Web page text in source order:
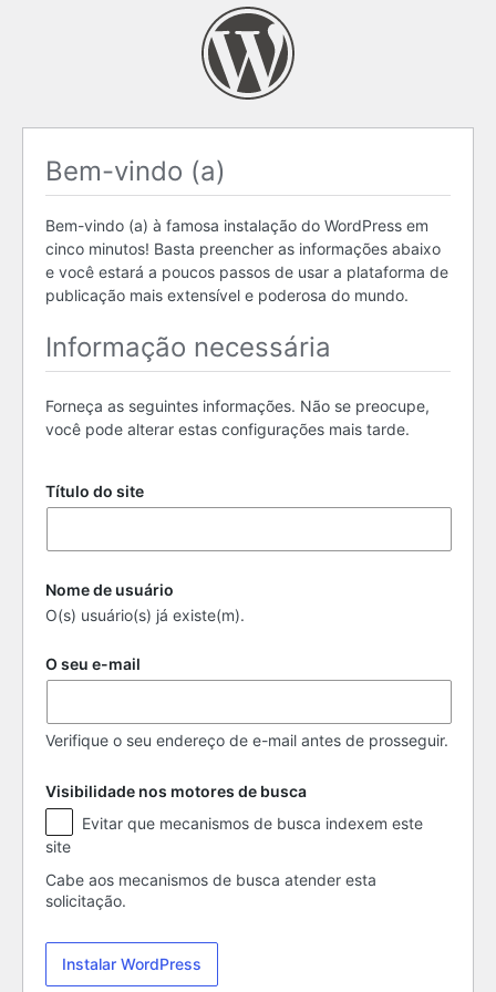
Bem-vindo (a)
Bem-vindo (a) à famosa instalação do WordPress em
cinco minutos! Basta preencher as informações abaixo
e você estará a poucos passos de usar a plataforma de
publicação mais extensível e poderosa do mundo.
Informação necessária
Forneça as seguintes informações. Não se preocupe,
você pode alterar estas configurações mais tarde.
Título do site
Nome de usuário
O(s) usuário(s) já existe(m).
O seu e-mail
Verifique o seu endereço de e-mail antes de prosseguir.
Visibilidade nos motores de busca
Visibilidade
nos
motores
de
busca
site
Cabe aos mecanismos de busca atender esta
solicitação.